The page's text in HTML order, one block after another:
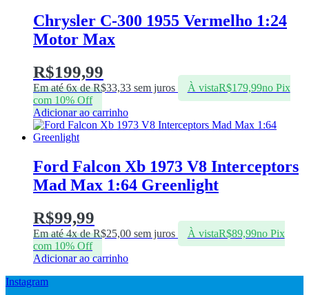
Chrysler C-300 1955 Vermelho 1:24
Motor Max
R$199,99
Em até 6x deR$33,33 sem juros À vistaR$179,99no Pix
com 10% Off
Adicionar ao carrinho
Ford Falcon Xb 1973 V8 Interceptors
Mad Max 1:64 Greenlight
R$99,99
Em até 4x deR$25,00 sem juros À vistaR$89,99no Pix
com 10% Off
Adicionar ao carrinho
Instagram